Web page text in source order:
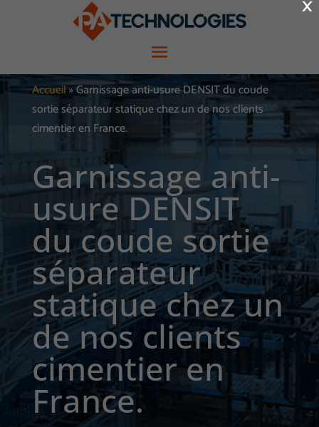
Accueil»Garnissage anti-usure DENSIT du coude
sortie séparateur statique chez un de nos clients
cimentier en France.
Garnissage anti-
usure DENSIT
du coude sortie
séparateur
statique chez un
de nos clients
cimentier en
France.